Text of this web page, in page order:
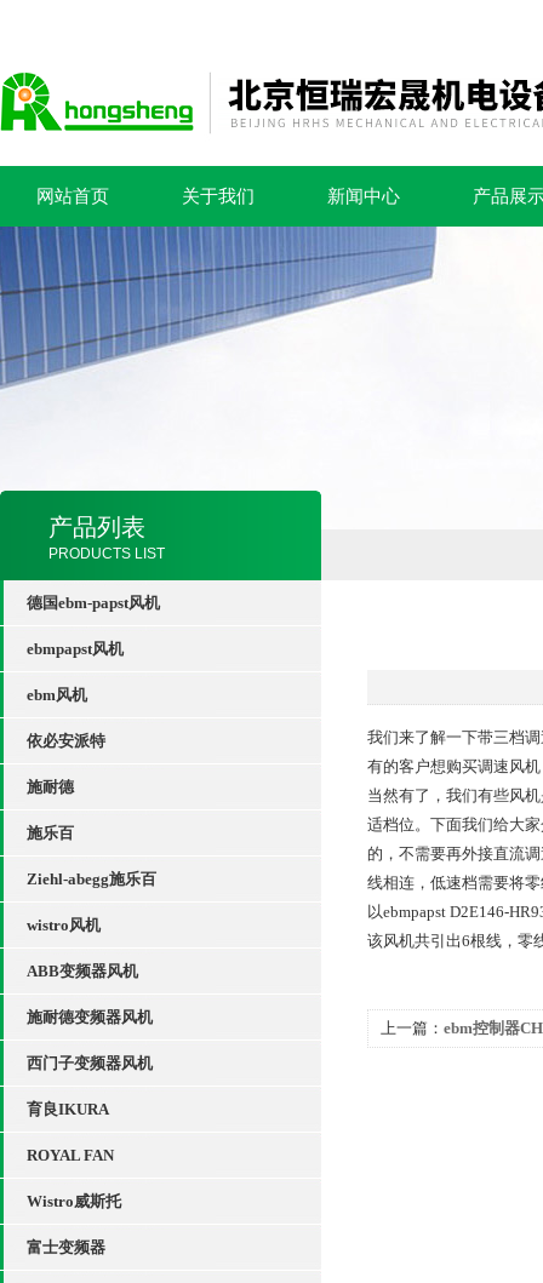
网站首页 关于我们 新闻中心 产品展
产品列表
PRODUCTS LIST
德国ebm-papst风机
ebmpapst风机
ebm风机
依必安派特
施耐德
施乐百
Ziehl-abegg施乐百
wistro风机
ABB变频器风机
施耐德变频器风机
西门子变频器风机
育良IKURA
ROYAL FAN
Wistro威斯托
富士变频器
我们来了解一下带三档
有的客户想购买调速风
当然有了，我们有些风
适档位。下面我们给大
的，不需要再外接直流
线相连，低速档需要将
以ebmpapst D2E146-
该风机共引出6根线，零
上一篇： ebm控制器